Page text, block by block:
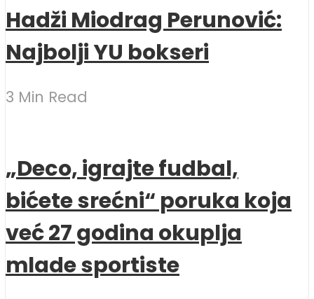
Hadži Miodrag Perunović:
Najbolji YU bokseri
3 Min Read
„Deco, igrajte fudbal,
bićete srećni“ poruka koja
već 27 godina okuplja
mlade sportiste